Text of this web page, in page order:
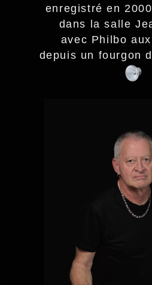
enregistré en
dans la salle
avec Philbo
depuis un fourgon